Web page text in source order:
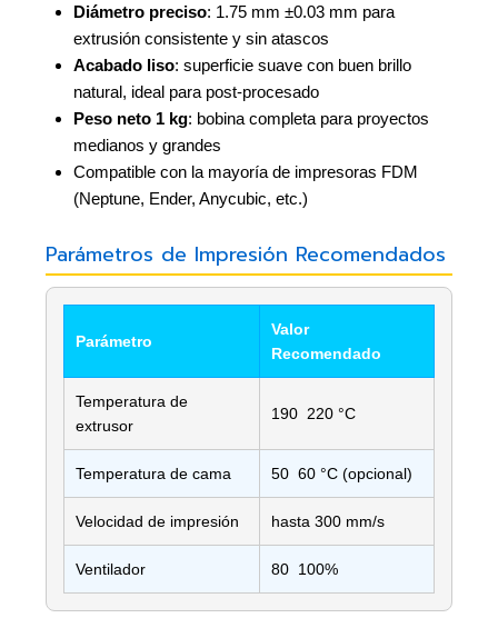
Diámetro preciso: 1.75 mm ±0.03 mm para
extrusión consistente y sin atascos
Acabado liso: superficie suave con buen brillo
natural, ideal para post-procesado
Peso neto 1 kg: bobina completa para proyectos
medianos y grandes
Compatible con la mayoría de impresoras FDM
(Neptune, Ender, Anycubic, etc.)
Parámetros de Impresión Recomendados
Parámetro
Valor
Recomendado
Temperatura de
extrusor
190  220 °C
Temperatura de cama 50  60 °C (opcional)
Velocidad de impresión hasta 300 mm/s
Ventilador 80  100%